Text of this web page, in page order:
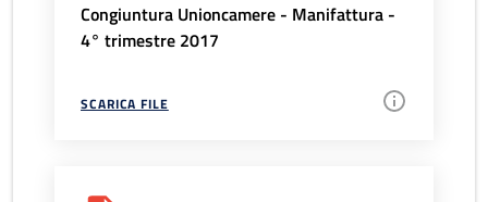
Congiuntura Unioncamere - Manifattura -
4° trimestre 2017
SCARICA FILE